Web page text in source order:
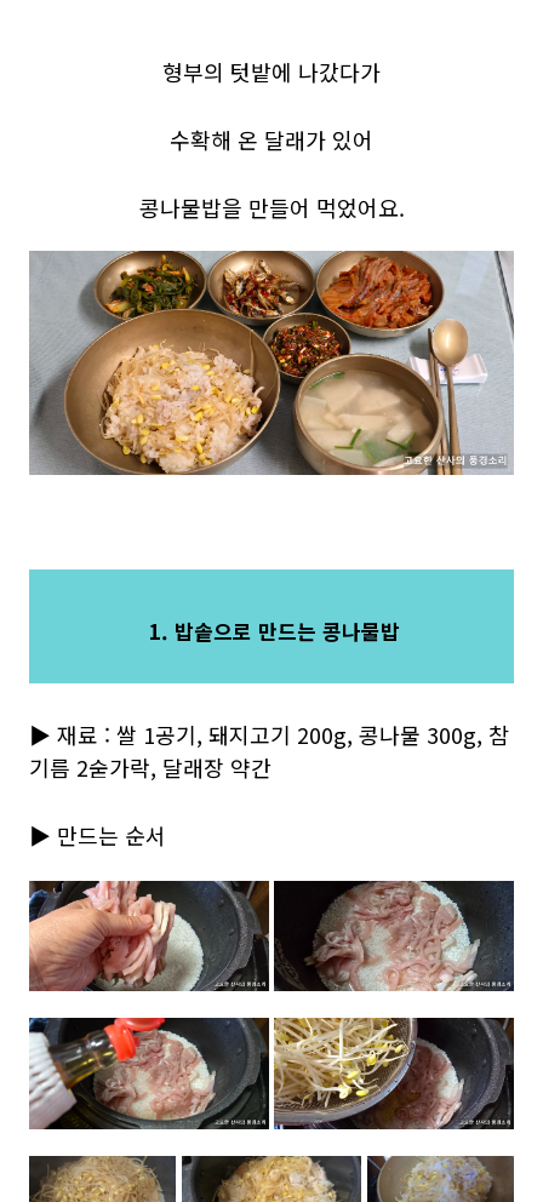
형부의 텃밭에 나갔다가
수확해 온 달래가 있어
콩나물밥을 만들어 먹었어요.
1. 밥솥으로 만드는 콩나물밥
▶ 재료 : 쌀 1공기, 돼지고기 200g, 콩나물 300g, 참
기름 2숟가락, 달래장 약간
▶ 만드는 순서